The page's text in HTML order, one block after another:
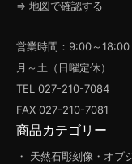
⇒ 地図で確認する
営業時間：9:00～18:00
月～土（日曜定休）
TEL 027-210-7084
FAX 027-210-7081
商品カテゴリー
・ 天然石彫刻像・オブ